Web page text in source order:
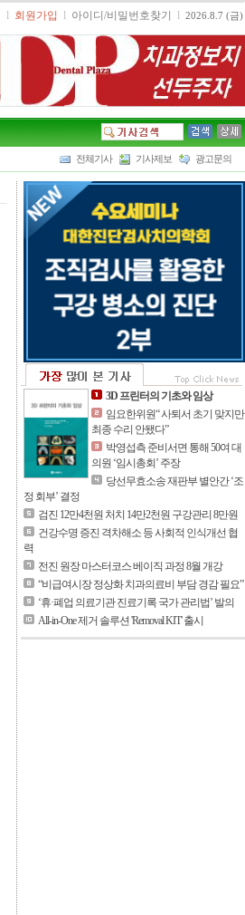
l 회원가입 l 아이디/비밀번호찾기 l 2026.8.7 (금)
전체기사 기사제보 광고문의
3D 프린터의 기초와 임상
임요한위원“ 사퇴서 초기 맞지만
최종 수리 안됐다”
박영섭측 준비서면 통해 50여 대
의원 ‘임시총회’ 주장
당선무효소송 재판부 별안간 ‘조
정 회부’ 결정
검진 12만4천원 처치 14만2천원 구강관리 8만원
건강수명 증진 격차해소 등 사회적 인식개선 협
력
전진 원장 마스터코스 베이직 과정 8월 개강
“비급여시장 정상화 치과의료비 부담 경감 필요”
‘휴·폐업 의료기관 진료기록 국가 관리법’ 발의
All-in-One 제거 솔루션 'Removal KIT' 출시